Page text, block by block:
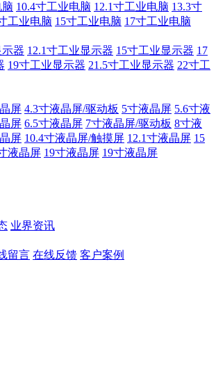
10.4寸工业电脑 12.1寸工业电脑 13.3寸
工业电脑 15寸工业电脑 17寸工业电脑
示器 12.1寸工业显示器 15寸工业显示器 17
19寸工业显示器 21.5寸工业显示器 22寸工
屏 4.3寸液晶屏/驱动板 5寸液晶屏 5.6寸液
屏 6.5寸液晶屏 7寸液晶屏/驱动板 8寸液
屏 10.4寸液晶屏/触摸屏 12.1寸液晶屏 15
液晶屏 19寸液晶屏 19寸液晶屏
业界资讯
留言 在线反馈 客户案例